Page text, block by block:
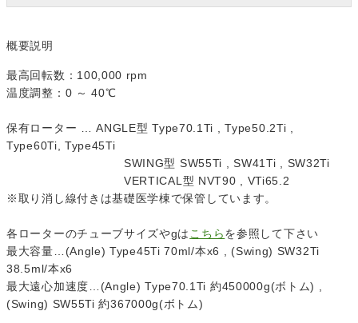
概要説明
最高回転数：100,000 rpm
温度調整：0 ～ 40℃
保有ローター … ANGLE型 Type70.1Ti , Type50.2Ti ,
Type60Ti, Type45Ti
SWING型 SW55Ti , SW41Ti , SW32Ti
VERTICAL型 NVT90 , VTi65.2
※取り消し線付きは基礎医学棟で保管しています。
各ローターのチューブサイズやgは こちらを参照して下さい
最大容量…(Angle) Type45Ti 70ml/本x6 , (Swing) SW32Ti
38.5ml/本x6
最大遠心加速度…(Angle) Type70.1Ti 約450000g(ボトム) ,
(Swing) SW55Ti 約367000g(ボトム)